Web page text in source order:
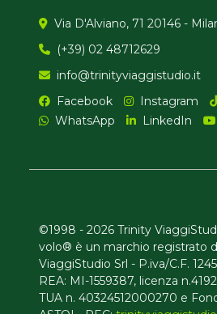
Via D'Alviano, 71 20146 -
(+39) 02 48712629
info@trinityviaggistudio.it
Facebook
Instagram
WhatsApp
LinkedIn
©1998 - 2026 Trinity
volo® è un marchio registrato
ViaggiStudio Srl - P.iva/C.F.
REA: MI-1559387, licenza
TUA n. 40324512000270 e